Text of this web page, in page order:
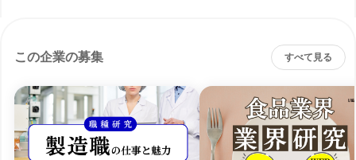
この企業の募集 すべて見る